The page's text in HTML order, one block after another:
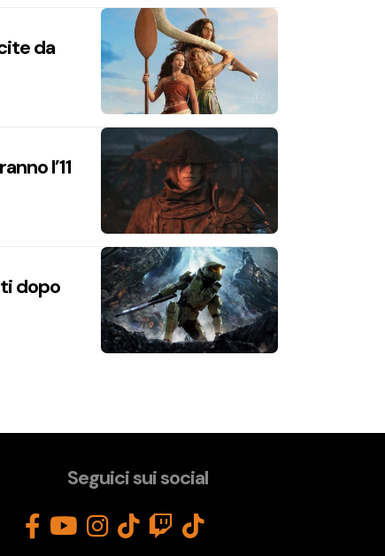
da
l’11
dopo
Seguici sui social